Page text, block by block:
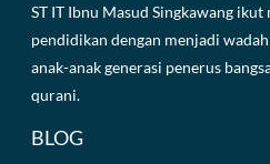
ST IT Ibnu Masud Singkawang
pendidikan dengan menjadi
anak-anak generasi penerus
qurani.
BLOG